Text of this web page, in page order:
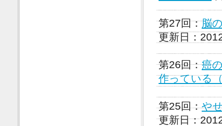
第27回：脳
更新日：
第26回：癌
作っている
第25回：や
更新日：